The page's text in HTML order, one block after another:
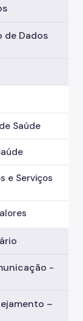
de Dados
Saúde
e Serviços
-
–